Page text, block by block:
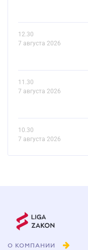
12.30
7 августа 2026
11.30
7 августа 2026
10.30
7 августа 2026
О КОМПАНИИ